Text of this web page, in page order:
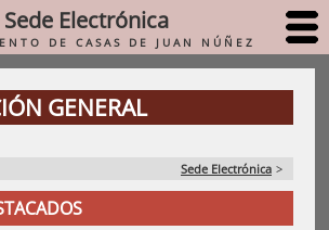
Sede Electrónica
DE CASAS DE JUAN NÚÑEZ
GENERAL
Sede Electrónica >